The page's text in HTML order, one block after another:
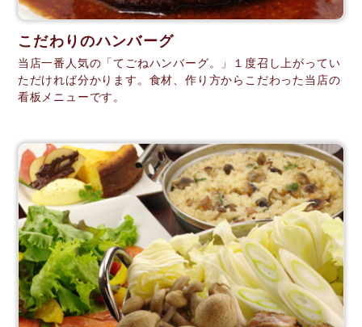
こだわりのハンバーグ
当店一番人気の「てごねハンバーグ。」１度召し上がってい
ただければ分かります。食材、作り方からこだわった当店の
看板メニューです。